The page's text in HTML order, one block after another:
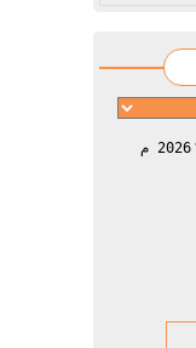
2026 م